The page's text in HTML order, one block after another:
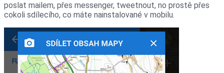
poslat mailem, přes messenger, tweetnout, no prostě přes
cokoli sdílecího, co máte nainstalované v mobilu.